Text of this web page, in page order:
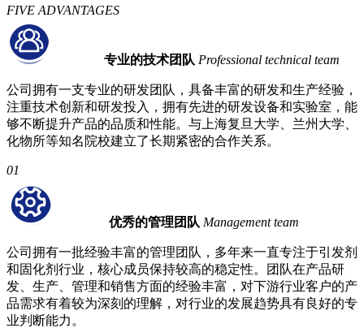
FIVE ADVANTAGES
专业的技术团队 Professional technical team
公司拥有一支专业的研发团队，具备丰富的研发和生产经验，
注重技术创新和研发投入，拥有先进的研发设备和实验室，能
够不断提升产品的品质和性能。与上海复旦大学、兰州大学、
化物所等知名院校建立了长期紧密的合作关系。
01
优秀的管理团队 Management team
公司拥有一批经验丰富的管理团队，多年来一直专注于引发剂
和固化剂行业，核心成员保持较高的稳定性。团队在产品研
发、生产、管理和销售方面的经验丰富，对下游行业客户的产
品需求有着较为深刻的理解，对行业的发展趋势具有良好的专
业判断能力。